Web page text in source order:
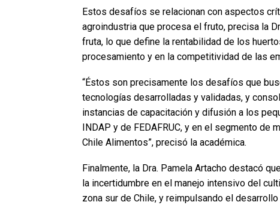
Estos desafíos se relacionan con aspectos
agroindustria que procesa el fruto, precisa la
fruta, lo que define la rentabilidad de los
procesamiento y en la competitividad de las
“Éstos son precisamente los desafíos que
tecnologías desarrolladas y validadas, y
instancias de capacitación y difusión a los
INDAP y de FEDAFRUC, y en el segmento
Chile Alimentos”, precisó la académica.
Finalmente, la Dra. Pamela Artacho destacó
la incertidumbre en el manejo intensivo del
zona sur de Chile, y reimpulsando el